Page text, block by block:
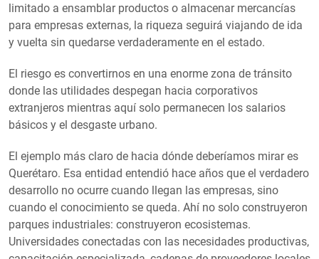
limitado a ensamblar productos o almacenar mercancías
para empresas externas, la riqueza seguirá viajando de ida
y vuelta sin quedarse verdaderamente en el estado.
El riesgo es convertirnos en una enorme zona de tránsito
donde las utilidades despegan hacia corporativos
extranjeros mientras aquí solo permanecen los salarios
básicos y el desgaste urbano.
El ejemplo más claro de hacia dónde deberíamos mirar es
Querétaro. Esa entidad entendió hace años que el verdadero
desarrollo no ocurre cuando llegan las empresas, sino
cuando el conocimiento se queda. Ahí no solo construyeron
parques industriales: construyeron ecosistemas.
Universidades conectadas con las necesidades productivas,